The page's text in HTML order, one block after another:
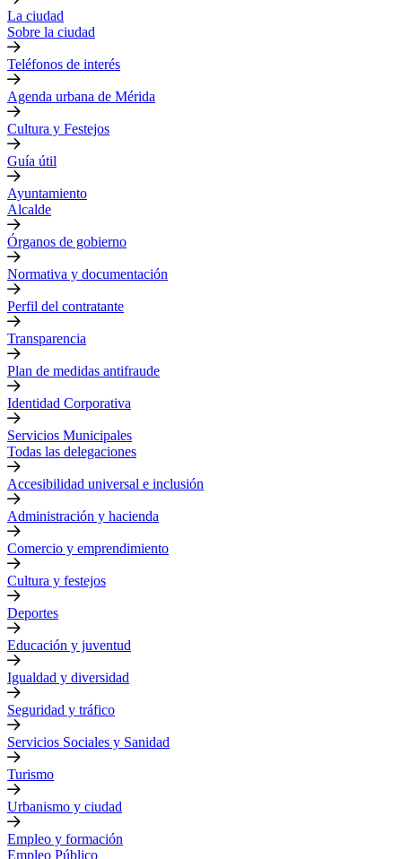
La ciudad
Sobre la ciudad
Teléfonos de interés
Agenda urbana de Mérida
Cultura y Festejos
Guía útil
Ayuntamiento
Alcalde
Órganos de gobierno
Normativa y documentación
Perfil del contratante
Transparencia
Plan de medidas antifraude
Identidad Corporativa
Servicios Municipales
Todas las delegaciones
Accesibilidad universal e inclusión
Administración y hacienda
Comercio y emprendimiento
Cultura y festejos
Deportes
Educación y juventud
Igualdad y diversidad
Seguridad y tráfico
Servicios Sociales y Sanidad
Turismo
Urbanismo y ciudad
Empleo y formación
Empleo Público